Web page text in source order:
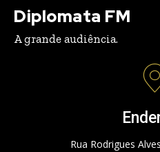
Diplomata FM
A grande audiência.
Rua Rodrigues